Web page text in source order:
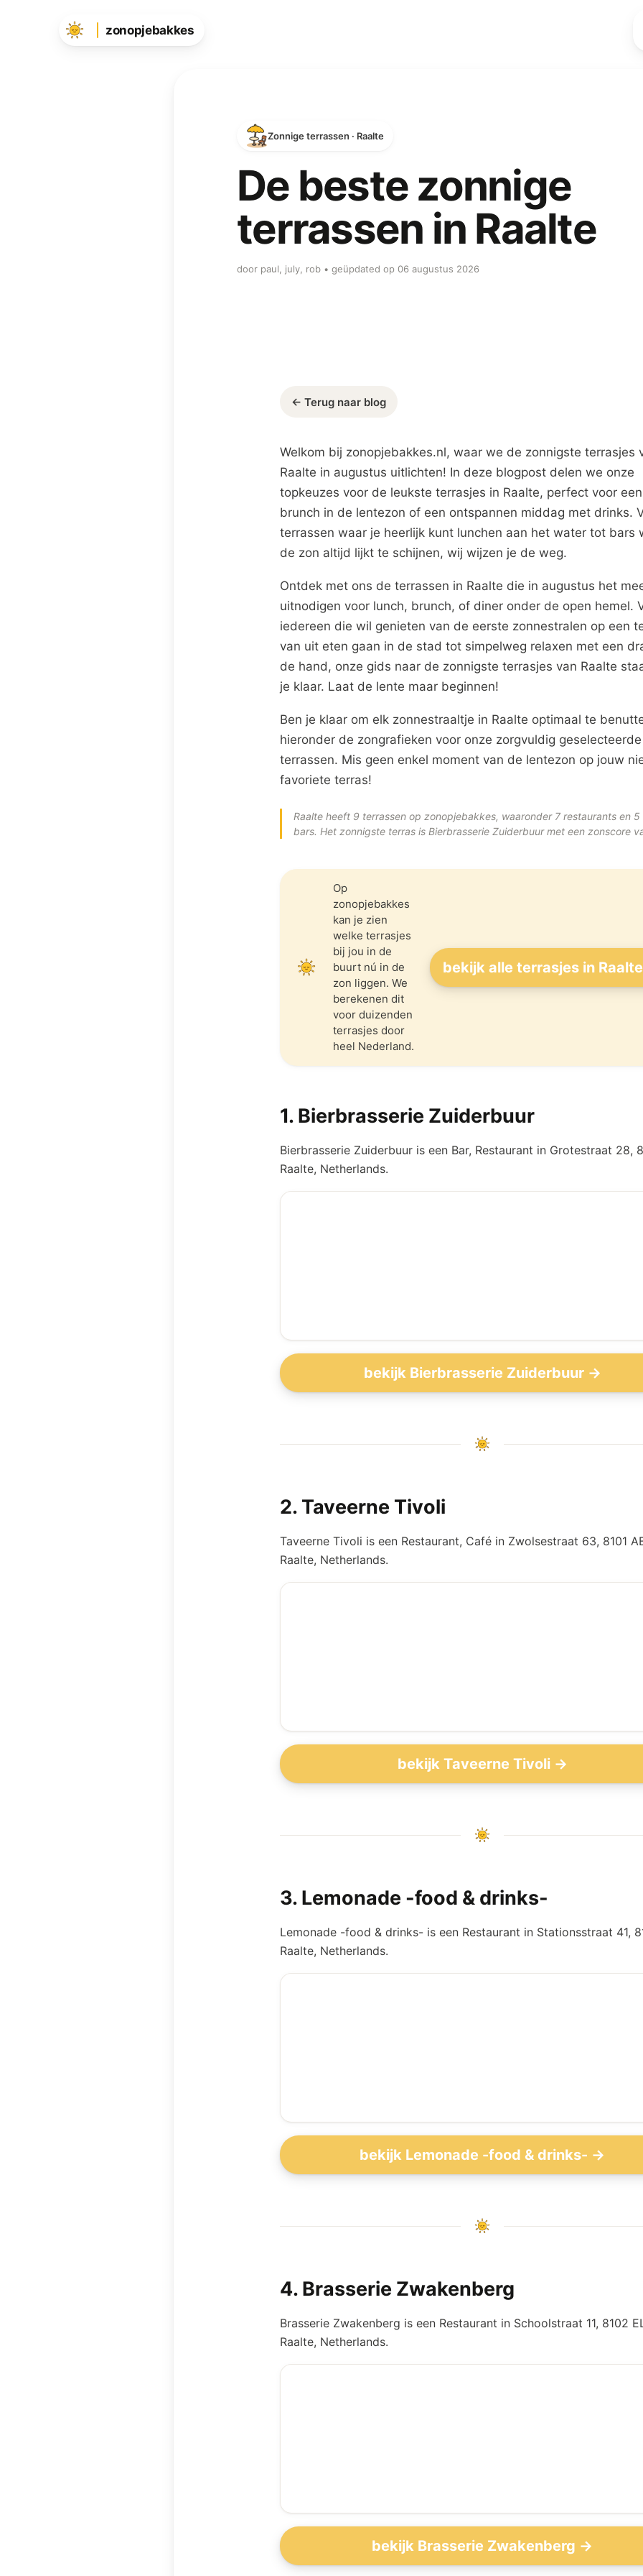
zonopjebakkes
Zonnige terrassen · Raalte
De beste zonnige
terrassen in Raalte
door paul, july, rob • geüpdated op 06 augustus 2026
← Terug naar blog
Welkom bij zonopjebakkes.nl, waar we de zonnigste terrasjes
Raalte in augustus uitlichten! In deze blogpost delen we onze
topkeuzes voor de leukste terrasjes in Raalte, perfect voor een
brunch in de lentezon of een ontspannen middag met drinks.
terrassen waar je heerlijk kunt lunchen aan het water tot bars
de zon altijd lijkt te schijnen, wij wijzen je de weg.
Ontdek met ons de terrassen in Raalte die in augustus het
uitnodigen voor lunch, brunch, of diner onder de open hemel.
iedereen die wil genieten van de eerste zonnestralen op een
van uit eten gaan in de stad tot simpelweg relaxen met een
de hand, onze gids naar de zonnigste terrasjes van Raalte
je klaar. Laat de lente maar beginnen!
Ben je klaar om elk zonnestraaltje in Raalte optimaal te
hieronder de zongrafieken voor onze zorgvuldig geselecteerde
terrassen. Mis geen enkel moment van de lentezon op jouw
favoriete terras!
Raalte heeft 9 terrassen op zonopjebakkes, waaronder 7 restaurants en 5
bars. Het zonnigste terras is Bierbrasserie Zuiderbuur met een zonscore
Op
zonopjebakkes
kan je zien
welke terrasjes
bij jou in de
buurt nú in de
zon liggen. We
berekenen dit
voor duizenden
terrasjes door
heel Nederland.
bekijk alle terrasjes in
1. Bierbrasserie Zuiderbuur
Bierbrasserie Zuiderbuur is een Bar, Restaurant in Grotestraat 28,
Raalte, Netherlands.
bekijk Bierbrasserie Zuiderbuur →
2. Taveerne Tivoli
Taveerne Tivoli is een Restaurant, Café in Zwolsestraat 63, 8101
Raalte, Netherlands.
bekijk Taveerne Tivoli →
3. Lemonade -food & drinks-
Lemonade -food & drinks- is een Restaurant in Stationsstraat 41,
Raalte, Netherlands.
bekijk Lemonade -food & drinks- →
4. Brasserie Zwakenberg
Brasserie Zwakenberg is een Restaurant in Schoolstraat 11, 8102
Raalte, Netherlands.
bekijk Brasserie Zwakenberg →